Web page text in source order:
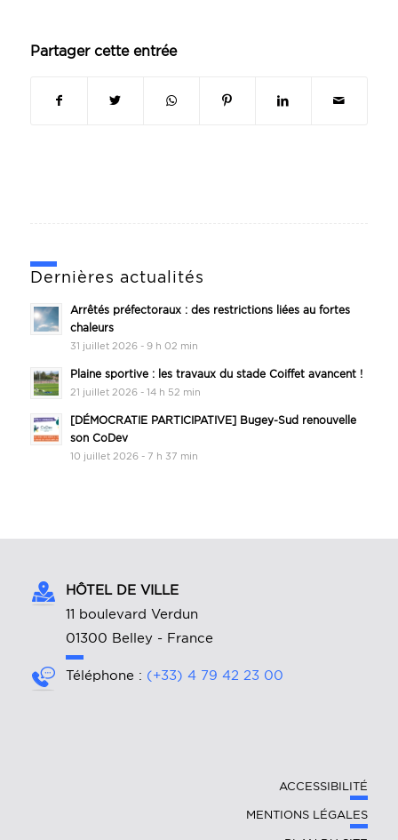
Partager cette entrée
Dernières actualités
Arrêtés préfectoraux : des restrictions liées au fortes
chaleurs
31 juillet 2026 - 9 h 02 min
Plaine sportive : les travaux du stade Coiffet avancent !
21 juillet 2026 - 14 h 52 min
[DÉMOCRATIE PARTICIPATIVE] Bugey-Sud renouvelle
son CoDev
10 juillet 2026 - 7 h 37 min
HÔTEL DE VILLE
11 boulevard Verdun
01300 Belley - France
Téléphone : (+33) 4 79 42 23 00
ACCESSIBILITÉ
MENTIONS LÉGALES